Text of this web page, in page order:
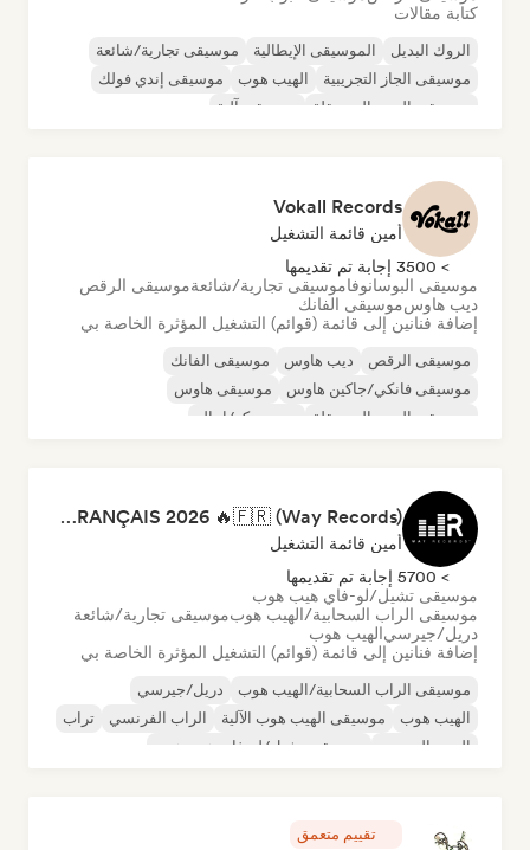
كتابة مقالات
الروك البديل الموسيقى الإيطالية
موسيقى تجارية/شائعة
موسيقى الجاز التجريبية
الهيب هوب
موسيقى إندي فولك
موسيقى البوب المستقلة
موسيقى آلية
Vokall Records
أمين قائمة التشغيل
> 3500 إجابة تم تقديمها
موسيقى البوسانوفاموسيقى تجارية/شائعةموسيقى الرقص
ديب هاوسموسيقى الفانك
إضافة فنانين إلى قائمة (قوائم) التشغيل المؤثرة الخاصة بي
موسيقى الرقص ديب هاوس
موسيقى الفانك
موسيقى فانكي/جاكين هاوس
موسيقى هاوس
موسيقى البوب المستقلة
نيو ديسكو/إيتالو
RAP FRANÇAIS 2026 🔥🇫🇷 (Way Records)
أمين قائمة التشغيل
> 5700 إجابة تم تقديمها
موسيقى تشيل/لو-فاي هيب هوب
موسيقى الراب السحابية/الهيب هوبموسيقى تجارية/شائعة
دريل/جيرسيالهيب هوب
إضافة فنانين إلى قائمة (قوائم) التشغيل المؤثرة الخاصة بي
موسيقى الراب السحابية/الهيب هوب
دريل/جيرسي
الهيب هوب
موسيقى الهيب هوب الآلية الراب الفرنسي
تراب
البوب الحضري
موسيقى تشيل/لو-فاي هيب هوب
تقييم متعمق